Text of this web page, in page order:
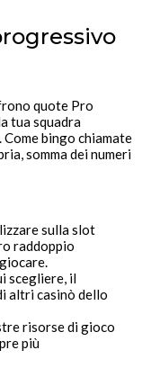
quote Pro
tua squadra
bingo chiamate
somma dei numeri
sulla slot
raddoppio
scegliere, il
altri casinò dello
risorse di gioco
più